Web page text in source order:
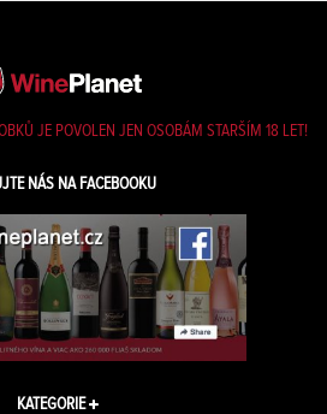
JE POVOLEN JEN OSOBÁM STARŠÍM 18 LET!
NÁS NA FACEBOOKU
KATEGORIE